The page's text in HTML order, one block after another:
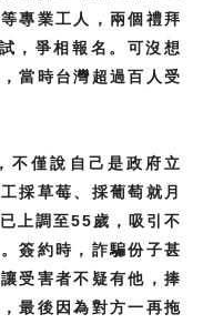
專業工人，兩個禮拜
，爭相報名。可沒想
當時台灣超過百人受
不僅說自己是政府立
採草莓、採葡萄就月
上調至55歲，吸引不
簽約時，詐騙份子甚
受害者不疑有他，捧
最後因為對方一再拖